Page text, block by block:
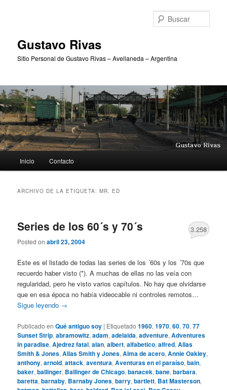
Gustavo Rivas
Sitio Personal de Gustavo Rivas – Avellaneda – Argentina
principal
Inicio Contacto
ARCHIVO DE LA ETIQUETA:MR. ED
Series de los 60´s y 70´s
Posted onabril 23, 2004
3.258
Este es el listado de todas las series de los ´60s y los ´70s que
recuerdo haber visto (*). A muchas de ellas no las veía con
regularidad, pero he visto varios capítulos. No hay que olvidarse
que en esa época no había videocable ni controles remotos…
Sigue leyendo →
Publicado en Qué antiguo soy | Etiquetado 1960,1970,60,70,77
Sunset Strip,abramowitz,adam,adelaida,adventure,Adventures
in paradise,Ajedrez fatal,alan,albert,alfabetico,alfred,Alias
Smith & Jones,Alias Smith y Jones,Alma de acero,Annie Oakley,
anthony,arnold,attack,aventura,Aventuras en el paraíso,bain,
baker,ballinger, Ballinger de Chicago,banacek,bane,barbara,
baretta,barnaby, Barnaby Jones,barry,bartlett, Bat Masterson,